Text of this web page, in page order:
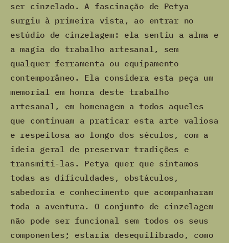
ser cinzelado. A fascinação de Petya
surgiu à primeira vista, ao entrar no
estúdio de cinzelagem: ela sentiu a alma e
a magia do trabalho artesanal, sem
qualquer ferramenta ou equipamento
contemporâneo. Ela considera esta peça um
memorial em honra deste trabalho
artesanal, em homenagem a todos aqueles
que continuam a praticar esta arte valiosa
e respeitosa ao longo dos séculos, com a
ideia geral de preservar tradições e
transmiti-las. Petya quer que sintamos
todas as dificuldades, obstáculos,
sabedoria e conhecimento que acompanharam
toda a aventura. O conjunto de cinzelagem
não pode ser funcional sem todos os seus
componentes; estaria desequilibrado, como